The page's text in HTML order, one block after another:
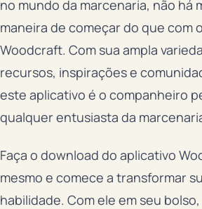
no mundo da marcenaria, não há
maneira de começar do que com
Woodcraft. Com sua ampla
recursos, inspirações e
este aplicativo é o companheiro
qualquer entusiasta da
Faça o download do aplicativo
mesmo e comece a transformar
habilidade. Com ele em seu